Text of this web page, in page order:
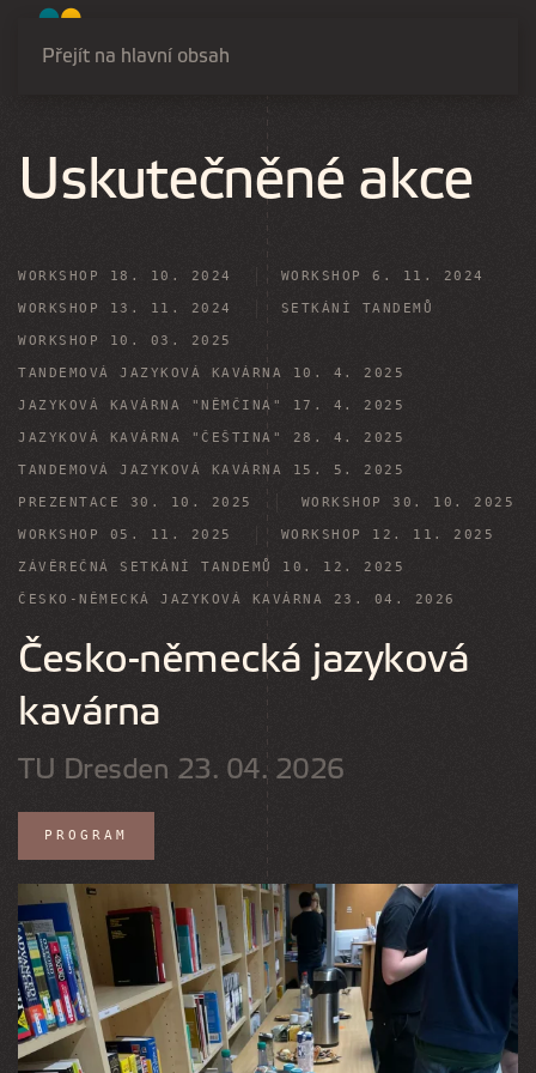
Přejít na hlavní obsah
Uskutečněné akce
WORKSHOP 18. 10. 2024 WORKSHOP 6. 11. 2024
WORKSHOP 13. 11. 2024 SETKÁNÍ TANDEMŮ
WORKSHOP 10. 03. 2025
TANDEMOVÁ JAZYKOVÁ KAVÁRNA 10. 4. 2025
JAZYKOVÁ KAVÁRNA "NĚMČINA" 17. 4. 2025
JAZYKOVÁ KAVÁRNA "ČEŠTINA" 28. 4. 2025
TANDEMOVÁ JAZYKOVÁ KAVÁRNA 15. 5. 2025
PREZENTACE 30. 10. 2025 WORKSHOP 30. 10. 2025
WORKSHOP 05. 11. 2025 WORKSHOP 12. 11. 2025
ZÁVĚREČNÁ SETKÁNÍ TANDEMŮ 10. 12. 2025
ČESKO-NĚMECKÁ JAZYKOVÁ KAVÁRNA 23. 04. 2026
Česko-německá jazyková
kavárna
TU Dresden 23. 04. 2026
PROGRAM